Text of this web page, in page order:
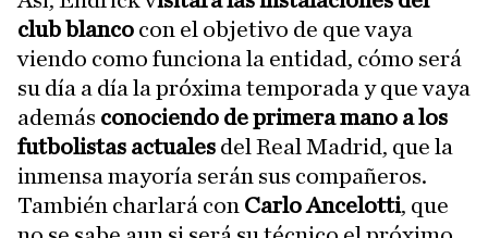
club blanco con el objetivo de que vaya
viendo como funciona la entidad, cómo será
su día a día la próxima temporada y que vaya
además conociendo de primera mano a los
futbolistas actuales del Real Madrid, que la
inmensa mayoría serán sus compañeros.
También charlará con Carlo Ancelotti, que